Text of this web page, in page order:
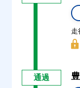
走
通過